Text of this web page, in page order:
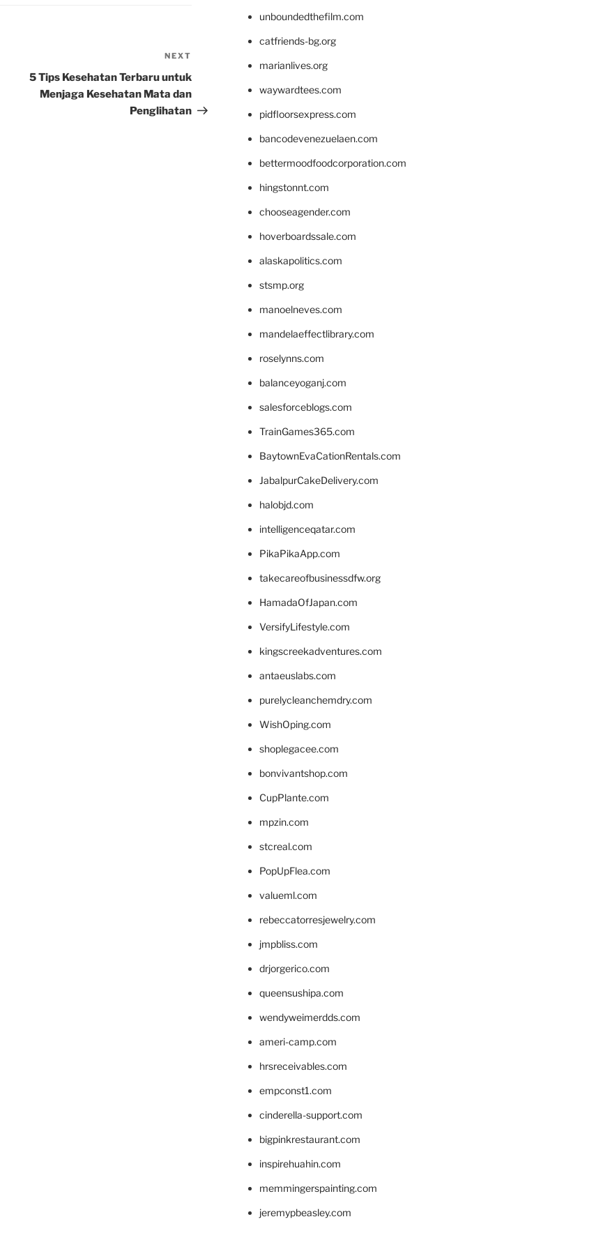
Post
NEXT
5 Tips Kesehatan Terbaru untuk
Menjaga Kesehatan Mata dan
Penglihatan
unboundedthefilm.com
catfriends-bg.org
marianlives.org
waywardtees.com
pidfloorsexpress.com
bancodevenezuelaen.com
bettermoodfoodcorporation.com
hingstonnt.com
chooseagender.com
hoverboardssale.com
alaskapolitics.com
stsmp.org
manoelneves.com
mandelaeffectlibrary.com
roselynns.com
balanceyoganj.com
salesforceblogs.com
TrainGames365.com
BaytownEvaCationRentals.com
JabalpurCakeDelivery.com
halobjd.com
intelligenceqatar.com
PikaPikaApp.com
takecareofbusinessdfw.org
HamadaOfJapan.com
VersifyLifestyle.com
kingscreekadventures.com
antaeuslabs.com
purelycleanchemdry.com
WishOping.com
shoplegacee.com
bonvivantshop.com
CupPlante.com
mpzin.com
stcreal.com
PopUpFlea.com
valueml.com
rebeccatorresjewelry.com
jmpbliss.com
drjorgerico.com
queensushipa.com
wendyweimerdds.com
ameri-camp.com
hrsreceivables.com
empconst1.com
cinderella-support.com
bigpinkrestaurant.com
inspirehuahin.com
memmingerspainting.com
jeremypbeasley.com